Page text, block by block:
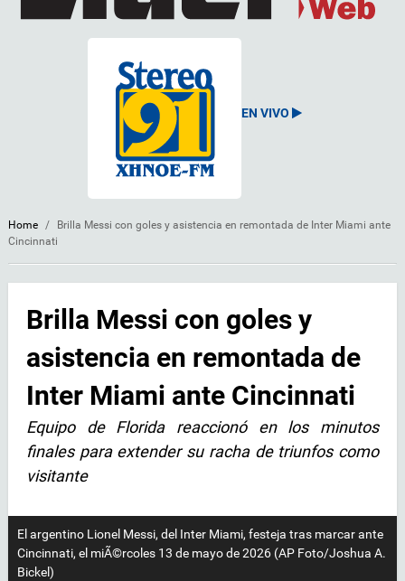
EN VIVO
Home /
Brilla Messi con goles y asistencia en remontada de Inter Miami ante
Cincinnati
Brilla Messi con goles y
asistencia en remontada de
Inter Miami ante Cincinnati
Equipo de Florida reaccionó en los minutos
finales para extender su racha de triunfos como
visitante
El argentino Lionel Messi, del Inter Miami, festeja tras marcar ante
Cincinnati, el miÃ©rcoles 13 de mayo de 2026 (AP Foto/Joshua A.
Bickel)